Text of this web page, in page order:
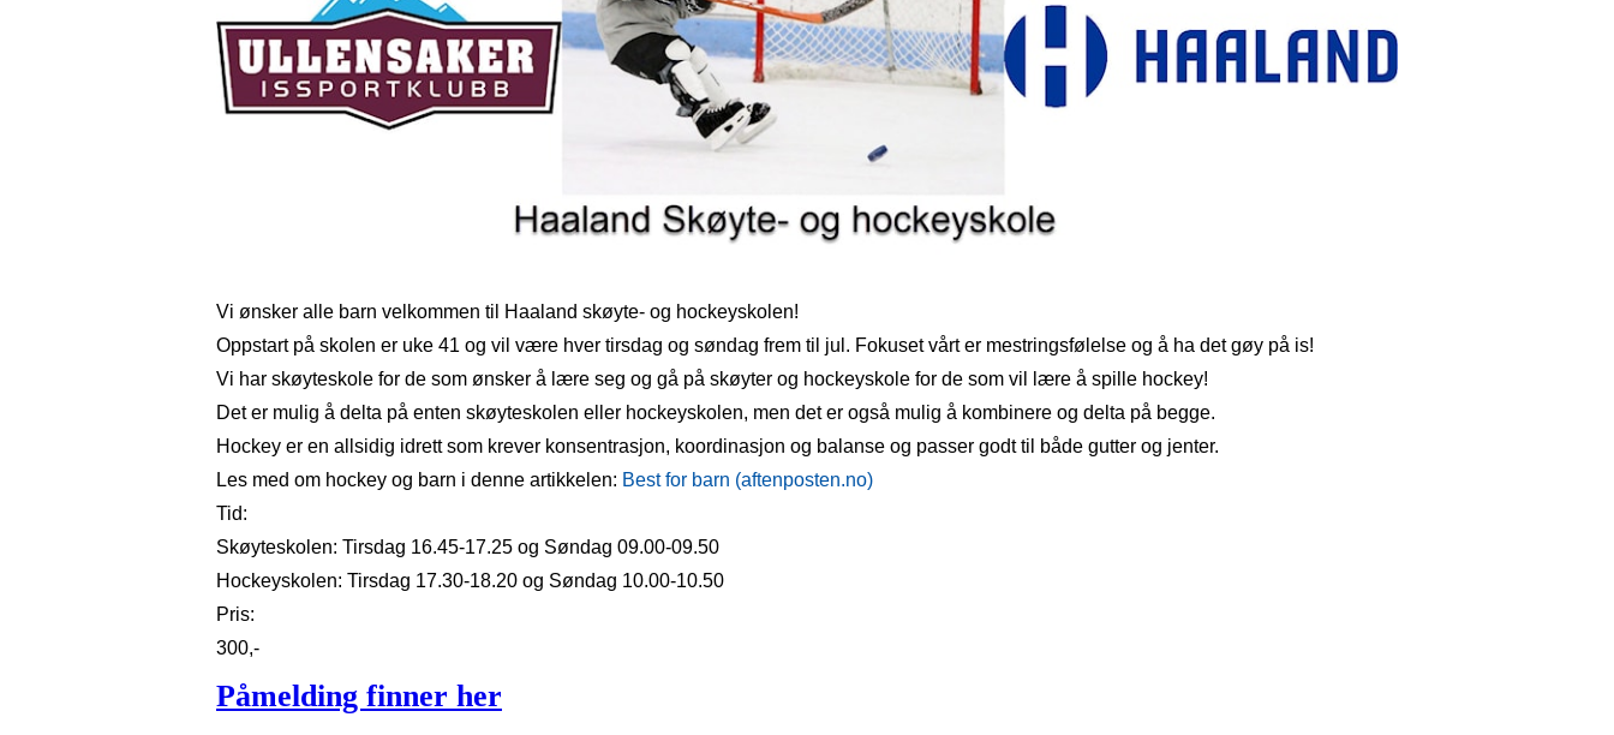
Vi ønsker alle barn velkommen til Haaland skøyte- og hockeyskolen!
Oppstart på skolen er uke 41 og vil være hver tirsdag og søndag frem til jul. Fokuset vårt er mestringsfølelse og å ha det gøy på is!
Vi har skøyteskole for de som ønsker å lære seg og gå på skøyter og hockeyskole for de som vil lære å spille hockey!
Det er mulig å delta på enten skøyteskolen eller hockeyskolen, men det er også mulig å kombinere og delta på begge.
Hockey er en allsidig idrett som krever konsentrasjon, koordinasjon og balanse og passer godt til både gutter og jenter.
Les med om hockey og barn i denne artikkelen: Best for barn (aftenposten.no)
Tid:
Skøyteskolen: Tirsdag 16.45-17.25 og Søndag 09.00-09.50
Hockeyskolen: Tirsdag 17.30-18.20 og Søndag 10.00-10.50
Pris:
300,-
Påmelding finner her